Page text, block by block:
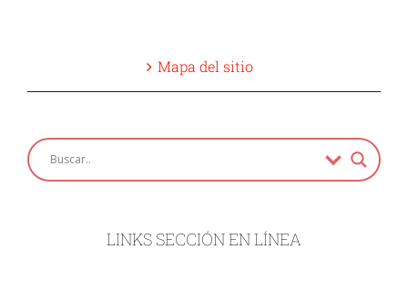
Mapa del sitio
LINKS SECCIÓN EN LÍNEA